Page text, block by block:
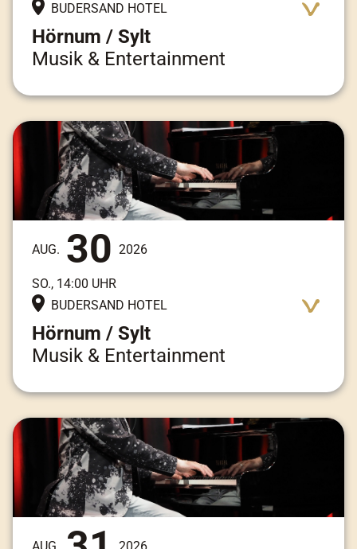
BUDERSAND HOTEL
Hörnum / Sylt
Musik & Entertainment
AUG. 30 2026
SO., 14:00 UHR
BUDERSAND HOTEL
Hörnum / Sylt
Musik & Entertainment